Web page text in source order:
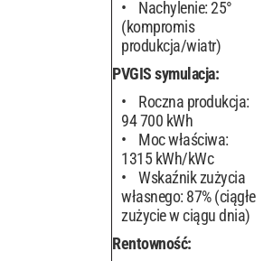
Nachylenie: 25°
(kompromis
produkcja/wiatr)
PVGIS symulacja:
Roczna produkcja:
94 700 kWh
Moc właściwa:
1315 kWh/kWc
Wskaźnik zużycia
własnego: 87% (ciągłe
zużycie w ciągu dnia)
Rentowność: